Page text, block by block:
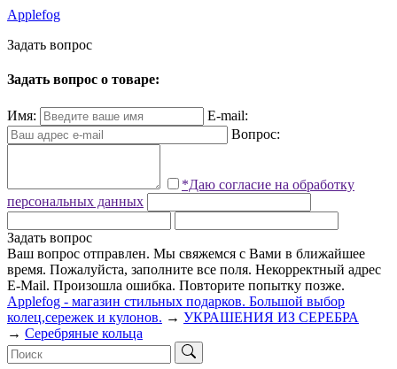
Applefog
Задать вопрос
Задать вопрос о товаре:
Имя:
E-mail:
Вопрос:
*Даю согласие на обработку
персональных данных
Задать вопрос
Ваш вопрос отправлен. Мы свяжемся с Вами в ближайшее
время. Пожалуйста, заполните все поля. Некорректный адрес
E-Mail. Произошла ошибка. Повторите попытку позже.
Applefog - магазин стильных подарков. Большой выбор
колец,сережек и кулонов. → УКРАШЕНИЯ ИЗ СЕРЕБРА
→ Серебряные кольца